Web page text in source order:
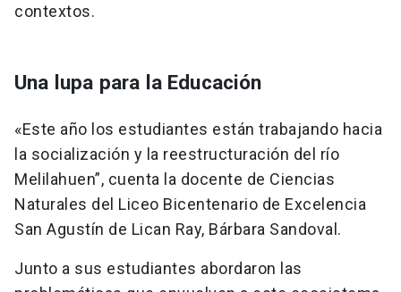
contextos.
Una lupa para la Educación
«Este año los estudiantes están trabajando hacia
la socialización y la reestructuración del río
Melilahuen”, cuenta la docente de Ciencias
Naturales del Liceo Bicentenario de Excelencia
San Agustín de Lican Ray, Bárbara Sandoval.
Junto a sus estudiantes abordaron las